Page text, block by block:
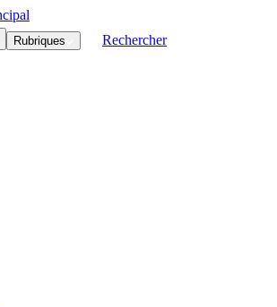
Rubriques Rechercher